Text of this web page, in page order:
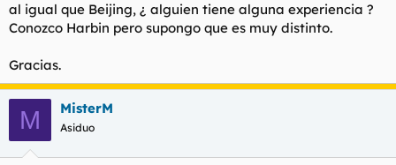
al igual que Beijing, ¿ alguien tiene alguna experiencia ?
Conozco Harbin pero supongo que es muy distinto.
Gracias.
M MisterM
Asiduo